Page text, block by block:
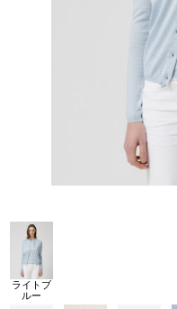
ライトブ
ルー